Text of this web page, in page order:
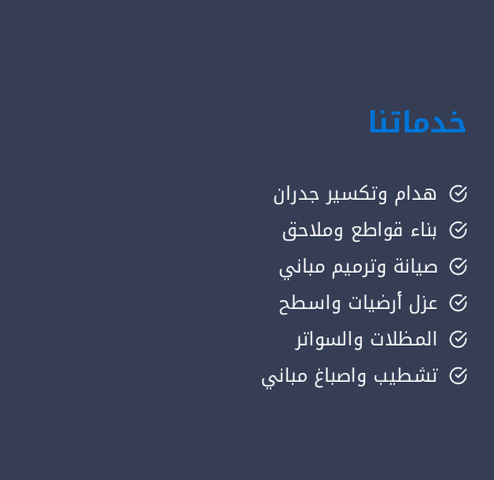
خدماتنا
هدام وتكسير جدران
بناء قواطع وملاحق
صيانة وترميم مباني
عزل أرضيات واسطح
المظلات والسواتر
تشطيب واصباغ مباني